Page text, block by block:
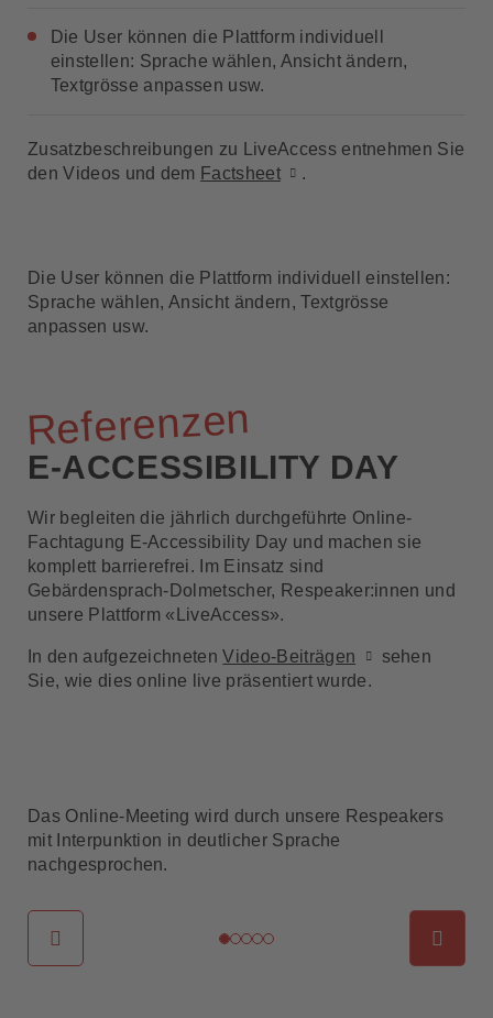
Die User können die Plattform individuell
einstellen: Sprache wählen, Ansicht ändern,
Textgrösse anpassen usw.
Zusatzbeschreibungen zu LiveAccess entnehmen Sie
den Videos und dem Factsheet .
Die User können die Plattform individuell einstellen:
Sprache wählen, Ansicht ändern, Textgrösse
anpassen usw.
Referenzen
E-ACCESSIBILITY DAY
Wir begleiten die jährlich durchgeführte Online-
Fachtagung E-Accessibility Day und machen sie
komplett barrierefrei. Im Einsatz sind
Gebärdensprach-Dolmetscher, Respeaker:innen und
unsere Plattform «LiveAccess».
In den aufgezeichnetenVideo-Beiträgen
sehen
Sie, wie dies online live präsentiert wurde.
Das Online-Meeting wird durch unsere Respeakers
mit Interpunktion in deutlicher Sprache
nachgesprochen.